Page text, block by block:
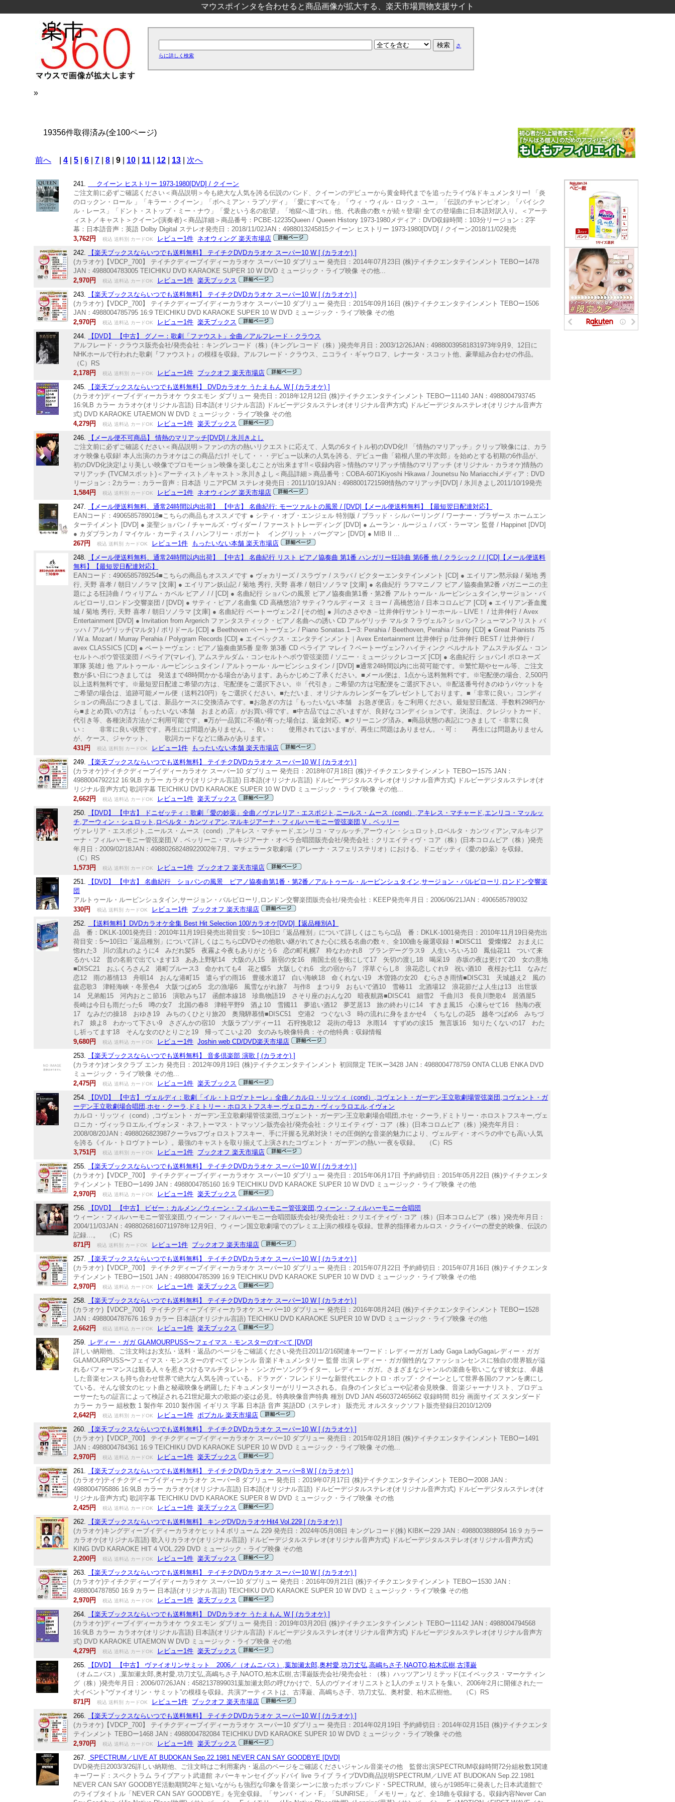
マウスポインタを合わせると商品画像が拡大する、楽天市場買物支援サイト
さ
らに詳しく検索
»
19356件取得済み(全100ページ)
前へ |4 |5 |6 |7 |8 |9 10 11 12 13 次へ
241.
クイーン ヒストリー 1973-1980[DVD] / クイーン
ご注文前に必ずご確認ください＜商品説明＞今も絶大な人気を誇る伝説のバンド、クイーンのデビューから黄金時代までを追ったライヴ&ドキュメンタリー! 「炎
のロックン・ロール 」「キラー・クイーン」「ボヘミアン・ラプソディ」「愛にすべてを」「ウィ・ウィル・ロック・ユー」「伝説のチャンピオン」「バイシク
ル・レース」「ドント・ストップ・ミー・ナウ」「愛という名の欲望」「地獄へ道づれ」他、代表曲の数々が続々登場! 全ての登場曲に日本語対訳入り。＜アーテ
ィスト／キャスト＞クイーン(演奏者)＜商品詳細＞商品番号：PCBE-12235Queen / Queen History 1973-1980メディア：DVD収録時間：103分リージョン：2字
幕：日本語音声：英語 Dolby Digital ステレオ発売日：2018/11/02JAN：4988013245815クイーン ヒストリー 1973-1980[DVD] / クイーン2018/11/02発売
3,762円
税込 送料別 カードOK レビュー1件 ネオウィング 楽天市場店
242.
【楽天ブックスならいつでも送料無料】 テイチクDVDカラオケ スーパー10 W [ (カラオケ) ]
(カラオケ)【VDCP_700】 テイチクディーブイディーカラオケ スーパー10 ダブリュー 発売日：2014年07月23日 (株)テイチクエンタテインメント TEBOー1478
JAN：4988004783005 TEICHIKU DVD KARAOKE SUPER 10 W DVD ミュージック・ライブ映像 その他...
2,970円
税込 送料込 カードOK レビュー1件 楽天ブックス
243.
【楽天ブックスならいつでも送料無料】 テイチクDVDカラオケ スーパー10 W [ (カラオケ) ]
(カラオケ)【VDCP_700】 テイチクディーブイディーカラオケ スーパー10 ダブリュー 発売日：2015年09月16日 (株)テイチクエンタテインメント TEBOー1506
JAN：4988004785795 16:9 TEICHIKU DVD KARAOKE SUPER 10 W DVD ミュージック・ライブ映像 その他
2,970円
税込 送料込 カードOK レビュー1件 楽天ブックス
244.
【DVD】 【中古】 グノー：歌劇「ファウスト」全曲／アルフレード・クラウス
アルフレード・クラウス販売会社/発売会社：キングレコード（株）(キングレコード（株）)発売年月日：2003/12/26JAN：49880039581831973年9月9、12日に
NHKホールで行われた歌劇『ファウスト』の模様を収録。アルフレード・クラウス、ニコライ・ギャウロフ、レナータ・スコット他、豪華組み合わせの作品。
（C）RS
2,178円
税込 送料別 カードOK レビュー1件 ブックオフ 楽天市場店
245.
【楽天ブックスならいつでも送料無料】 DVDカラオケ うたえもん W [ (カラオケ) ]
(カラオケ)ディーブイディーカラオケ ウタエモン ダブリュー 発売日：2018年12月12日 (株)テイチクエンタテインメント TEBOー11140 JAN：4988004793745
16:9LB カラー カラオケ(オリジナル言語) 日本語(オリジナル言語) ドルビーデジタルステレオ(オリジナル音声方式) ドルビーデジタルステレオ(オリジナル音声方
式) DVD KARAOKE UTAEMON W DVD ミュージック・ライブ映像 その他
4,279円
税込 送料込 カードOK レビュー1件 楽天ブックス
246.
【メール便不可商品】 情熱のマリアッチ[DVD] / 氷川きよし
ご注文前に必ずご確認ください＜商品説明＞ファンの方の熱いリクエストに応えて、人気の6タイトル初のDVD化!! 「情熱のマリアッチ」クリップ映像には、カラ
オケ映像も収録! 本人出演のカラオケはこの商品だけ! そして・・・デビュー以来の人気を誇る、デビュー曲「箱根八里の半次郎」を始めとする初期の6作品が、
初のDVD化決定!より美しい映像でプロモーション映像を楽しむことが出来ます!!＜収録内容＞情熱のマリアッチ情熱のマリアッチ (オリジナル・カラオケ)情熱の
マリアッチ (TVCMスポット)＜アーティスト／キャスト＞氷川きよし＜商品詳細＞商品番号：COBA-6071Kiyoshi Hikawa / Jounetsu No Mariacchiメディア：DVD
リージョン：2カラー：カラー音声：日本語 リニアPCM ステレオ発売日：2011/10/19JAN：4988001721598情熱のマリアッチ[DVD] / 氷川きよし2011/10/19発売
1,584円
税込 送料別 カードOK レビュー1件 ネオウィング 楽天市場店
247.
【メール便送料無料、通常24時間以内出荷】 【中古】 名曲紀行: モーツァルトの風景 / [DVD]【メール便送料無料】【最短翌日配達対応】
EANコード：4906585789018■こちらの商品もオススメです ● シティ・オブ・エンジェル 特別版 / ブラッド・シルバーリング / ワーナー・ブラザース ホームエン
ターテイメント [DVD] ● 楽聖ショパン / チャールズ・ヴィダー / ファーストトレーディング [DVD] ● ムーラン・ルージュ / バズ・ラーマン 監督 / Happinet [DVD]
● カダブランカ / マイケル・カーティス / ハンフリー・ボガート イングリット・バーグマン [DVD] ● MIB II ...
267円
税込 送料別 カードOK レビュー1件
もったいない本舗 楽天市場店
248.
【メール便送料無料、通常24時間以内出荷】 【中古】 名曲紀行 リスト ピアノ協奏曲 第1番 ハンガリー狂詩曲 第6番 他 / クラシック / / [CD]【メール便送料
無料】【最短翌日配達対応】
EANコード：4906585789254■こちらの商品もオススメです ● ヴォカリーズ / スラヴァ / スラバ / ビクターエンタテインメント [CD] ● エイリアン黙示録 / 菊地 秀
行, 天野 喜孝 / 朝日ソノラマ [文庫] ● エイリアン妖山記 / 菊地 秀行, 天野 喜孝 / 朝日ソノラマ [文庫] ● 名曲紀行 ラフマニノフ ピアノ協奏曲第2番 パガニーニの主
題による狂詩曲 / ウィリアム・カペル ピアノ / / [CD] ● 名曲紀行 ショパンの風景 ピアノ協奏曲第1番・第2番 アルトゥール・ルービンシュタイン,サージョン・バ
ルビローリ,ロンドン交響楽団 / [DVD] ● サティ・ピアノ名曲集 CD 高橋悠治? サティ? ウルディーヌ ミヨー / 高橋悠治 / 日本コロムビア [CD] ● エイリアン蒼血魔
城 / 菊地 秀行, 天野 喜孝 / 朝日ソノラマ [文庫] ● 名曲紀行 ベートーヴェン2 / [その他] ● 川のささやき－辻井伸行サントリーホール－LIVE！ / 辻井伸行 / Avex
Entertainment [DVD] ● Invitation from Argerich ファンタスティック・ピアノ名曲への誘い CD アルゲリッチ マルタ ? ラヴェル? ショパン? シューマン? リスト バ
ッハ / アルゲリッチ(マルタ) / ポリドール [CD] ● Beethoven ベートーヴェン / Piano Sonatas.1ー3: Perahia / Beethoven, Perahia / Sony [CD] ● Great Pianists 75
/ W.a. Mozart / Murray Perahia / Polygram Records [CD] ● エイベックス・エンタテインメント｜Avex Entertainment 辻井伸行 p /辻井伸行 BEST / 辻井伸行 /
avex CLASSICS [CD] ● ベートーヴェン：ピアノ協奏曲第5番 皇帝 第3番 CD ペライア マレイ ? ベートーヴェン? ハイティンク ベルナルト アムステルダム・コン
セルトヘボウ管弦楽団 / ペライア(マレイ), アムステルダム・コンセルトヘボウ管弦楽団 / ソニー・ミュージックレコーズ [CD] ● 名曲紀行 ショパンI ポロネーズ
軍隊 英雄｣ 他 アルトゥール・ルービンシュタイン / アルトゥール・ルービンシュタイン / [DVD] ■通常24時間以内に出荷可能です。※繁忙期やセール等、ご注文
数が多い日につきましては 発送まで48時間かかる場合があります。あらかじめご了承ください。■メール便は、1点から送料無料です。※宅配便の場合、2,500円
以上送料無料です。※最短翌日配達ご希望の方は、宅配便をご選択下さい。※「代引き」ご希望の方は宅配便をご選択下さい。※配送番号付きのゆうパケットを
ご希望の場合は、追跡可能メール便（送料210円）をご選択ください。■ただいま、オリジナルカレンダーをプレゼントしております。■「非常に良い」コンディ
ションの商品につきましては、新品ケースに交換済みです。■お急ぎの方は「もったいない本舗 お急ぎ便店」をご利用ください。最短翌日配送、手数料298円か
ら■まとめ買いの方は「もったいない本舗 おまとめ店」がお買い得です。■中古品ではございますが、良好なコンディションです。決済は、クレジットカード、
代引き等、各種決済方法がご利用可能です。■万が一品質に不備が有った場合は、返金対応。■クリーニング済み。■商品状態の表記につきまして・非常に良
い： 非常に良い状態です。再生には問題がありません。・良い： 使用されてはいますが、再生に問題はありません。・可： 再生には問題ありません
が、ケース、ジャケット、 歌詞カードなどに痛みがあります。
431円
税込 送料別 カードOK レビュー1件
もったいない本舗 楽天市場店
249.
【楽天ブックスならいつでも送料無料】 テイチクDVDカラオケ スーパー10 W [ (カラオケ) ]
(カラオケ)テイチクディーブイディーカラオケ スーパー10 ダブリュー 発売日：2018年07月18日 (株)テイチクエンタテインメント TEBOー1575 JAN：
4988004792212 16:9LB カラー カラオケ(オリジナル言語) 日本語(オリジナル言語) ドルビーデジタルステレオ(オリジナル音声方式) ドルビーデジタルステレオ(オ
リジナル音声方式) 歌詞字幕 TEICHIKU DVD KARAOKE SUPER 10 W DVD ミュージック・ライブ映像 その他...
2,662円
税込 送料込 カードOK レビュー1件 楽天ブックス
250.
【DVD】 【中古】 ドニゼッティ：歌劇「愛の妙薬」全曲／ヴァレリア・エスポジト,ニールス・ムース（cond）,アキレス・マチャード,エンリコ・マッルッ
チ,アーウィン・シュロット,ロベルタ・カンツィアン,マルキジアーナ・フィルハーモニー管弦楽団,V．ベッリー
ヴァレリア・エスポジト,ニールス・ムース（cond）,アキレス・マチャード,エンリコ・マッルッチ,アーウィン・シュロット,ロベルタ・カンツィアン,マルキジア
ーナ・フィルハーモニー管弦楽団,V．ベッリーニ・マルキジアーナ・オペラ合唱団販売会社/発売会社：クリエイティヴ・コア（株）(日本コロムビア（株）)発売
年月日：2009/02/18JAN：49880268248922002年7月、マチェラータ歌劇場（アレーナ・スフェリステリオ）における、ドニゼッティ《愛の妙薬》を収録。
（C）RS
1,573円
税込 送料別 カードOK レビュー1件 ブックオフ 楽天市場店
251.
【DVD】 【中古】 名曲紀行 ショパンの風景 ピアノ協奏曲第1番・第2番／アルトゥール・ルービンシュタイン,サージョン・バルビローリ,ロンドン交響楽
団
アルトゥール・ルービンシュタイン,サージョン・バルビローリ,ロンドン交響楽団販売会社/発売会社：KEEP発売年月日：2006/06/21JAN：4906585789032
330円
税込 送料別 カードOK レビュー1件 ブックオフ 楽天市場店
252.
【送料無料】DVDカラオケ全集 Best Hit Selection 100/カラオケ[DVD]【返品種別A】
品 番：DKLK-1001発売日：2010年11月19日発売出荷目安：5〜10日□「返品種別」について詳しくはこちら□品 番：DKLK-1001発売日：2010年11月19日発売出
荷目安：5〜10日□「返品種別」について詳しくはこちら□DVDその他歌い継がれてきた心に残る名曲の数々、全100曲を厳選収録！■DISC11 愛燦燦2 おまえに
惚れた3 川の流れのように4 みだれ髪5 夜霧よ今夜もありがとう6 恋の町札幌7 粋なわかれ8 ブランデーグラス9 人生いろいろ10 鳳仙花11 ついて来
るかい12 昔の名前で出ています13 ああ上野駅14 大阪の人15 新宿の女16 南国土佐を後にして17 矢切の渡し18 喝采19 赤坂の夜は更けて20 女の意地
■DISC21 おふくろさん2 港町ブルース3 命かれても4 花と蝶5 大阪しぐれ6 北の宿から7 浮草ぐらし8 浪花恋しぐれ9 祝い酒10 夜桜お七11 なみだ
恋12 雨の慕情13 舟唄14 おんな港町15 遣らずの雨16 豊後水道17 白い海峡18 命くれない19 木曽路の女20 むらさき雨情■DISC31 天城越え2 風の
盆恋歌3 津軽海峡・冬景色4 大阪つばめ5 北の漁場6 風雪ながれ旅7 与作8 まつり9 おもいで酒10 雪椿11 北酒場12 浪花節だよ人生は13 出世坂
14 兄弟船15 河内おとこ節16 演歌みち17 函館本線18 珍島物語19 さそり座のおんな20 暗夜航路■DISC41 細雪2 千曲川3 長良川艶歌4 居酒屋5
長崎は今日も雨だった6 噂の女7 北国の春8 津軽平野9 酒よ10 雪國11 夢追い酒12 夢芝居13 旅の終わりに14 すきま風15 心凍らせて16 熱海の夜
17 なみだの操18 おゆき19 みちのくひとり旅20 奥飛騨慕情■DISC51 空港2 つぐない3 時の流れに身をまかせ4 くちなしの花5 越冬つばめ6 みちづ
れ7 娘よ8 わかって下さい9 さざんかの宿10 大阪ラプソディー11 石狩挽歌12 花街の母13 氷雨14 すずめの涙15 無言坂16 知りたくないの17 わた
し祈ってます18 そんな女のひとりごと19 帰ってこいよ20 女のみち映像特典：その他特典：収録情報
9,680円
税込 送料込 カードOK レビュー1件 Joshin web CD/DVD楽天市場店
253.
【楽天ブックスならいつでも送料無料】 音多倶楽部 演歌 [ (カラオケ) ]
(カラオケ)オンタクラブ エンカ 発売日：2012年09月19日 (株)テイチクエンタテインメント 初回限定 TEIKー3428 JAN：4988004778759 ONTA CLUB ENKA DVD
ミュージック・ライブ映像 その他...
2,475円
税込 送料込 カードOK レビュー1件 楽天ブックス
254.
【DVD】 【中古】 ヴェルディ：歌劇「イル・トロヴァトーレ」全曲／カルロ・リッツィ（cond）,コヴェント・ガーデン王立歌劇場管弦楽団,コヴェント・ガ
ーデン王立歌劇場合唱団,ホセ・クーラ,ドミトリー・ホロストフスキー,ヴェロニカ・ヴィッラロエル,イヴォン
カルロ・リッツィ（cond）,コヴェント・ガーデン王立歌劇場管弦楽団,コヴェント・ガーデン王立歌劇場合唱団,ホセ・クーラ,ドミトリー・ホロストフスキー,ヴェ
ロニカ・ヴィッラロエル,イヴォンヌ・ネフ,トーマス・トマッソン販売会社/発売会社：クリエイティヴ・コア（株）(日本コロムビア（株）)発売年月日：
2008/08/20JAN：4988026823987クーラvsフヴォロストフスキー、手に汗握る兄弟対決！その圧倒的な音楽的魅力により、ヴェルディ・オペラの中でも高い人気
を誇る《イル・トロヴァトーレ》。最強のキャストを取り揃えて上演されたコヴェント・ガーデンの熱い一夜を収録。 （C）RS
3,751円
税込 送料別 カードOK レビュー1件 ブックオフ 楽天市場店
255.
【楽天ブックスならいつでも送料無料】 テイチクDVDカラオケ スーパー10 W [ (カラオケ) ]
(カラオケ)【VDCP_700】 テイチクディーブイディーカラオケ スーパー10 ダブリュー 発売日：2015年06月17日 予約締切日：2015年05月22日 (株)テイチクエンタ
テインメント TEBOー1499 JAN：4988004785160 16:9 TEICHIKU DVD KARAOKE SUPER 10 W DVD ミュージック・ライブ映像 その他
2,970円
税込 送料込 カードOK レビュー1件 楽天ブックス
256.
【DVD】 【中古】 ビゼー：カルメン／ウィーン・フィルハーモニー管弦楽団,ウィーン・フィルハーモニー合唱団
ウィーン・フィルハーモニー管弦楽団,ウィーン・フィルハーモニー合唱団販売会社/発売会社：クリエイティヴ・コア（株）(日本コロムビア（株）)発売年月日：
2004/11/03JAN：49880268160711978年12月9日、ウィーン国立歌劇場でのプレミエ上演の模様を収録。世界的指揮者カルロス・クライバーの歴史的映像、伝説の
記録…。 （C）RS
871円
税込 送料別 カードOK レビュー1件 ブックオフ 楽天市場店
257.
【楽天ブックスならいつでも送料無料】 テイチクDVDカラオケ スーパー10 W [ (カラオケ) ]
(カラオケ)【VDCP_700】 テイチクディーブイディーカラオケ スーパー10 ダブリュー 発売日：2015年07月22日 予約締切日：2015年07月16日 (株)テイチクエンタ
テインメント TEBOー1501 JAN：4988004785399 16:9 TEICHIKU DVD KARAOKE SUPER 10 W DVD ミュージック・ライブ映像 その他
2,970円
税込 送料込 カードOK レビュー1件 楽天ブックス
258.
【楽天ブックスならいつでも送料無料】 テイチクDVDカラオケ スーパー10 W [ (カラオケ) ]
(カラオケ)【VDCP_700】 テイチクディーブイディーカラオケ スーパー10 ダブリュー 発売日：2016年08月24日 (株)テイチクエンタテインメント TEBOー1528
JAN：4988004787676 16:9 カラー 日本語(オリジナル言語) TEICHIKU DVD KARAOKE SUPER 10 W DVD ミュージック・ライブ映像 その他
2,662円
税込 送料込 カードOK レビュー1件 楽天ブックス
259.
レディー・ガガ GLAMOURPUSS〜フェイマス・モンスターのすべて [DVD]
詳しい納期他、ご注文時はお支払・送料・返品のページをご確認ください発売日2011/2/16関連キーワード：レディーガガ Lady Gaga LadyGagaレディー・ガガ
GLAMOURPUSS〜フェイマス・モンスターのすべて ジャンル 音楽ドキュメンタリー 監督 出演 レディー・ガガ個性的なファッションセンスに独自の世界観が溢
れるパフォーマンスは観る人々を惹きつけるマルチタレント・シンガーソングライター、レディー・ガガ。さまざまなジャンルの楽曲を歌いこなす彼女は、卓越
した音楽センスも持ち合わせ世界で絶大な人気を誇っている。ドラァグ・フレンドリーな新世代エレクトロ・ポップ・クイーンとして世界各国のファンを虜にし
ている。そんな彼女のヒット曲と秘蔵映像を網羅したドキュメンタリーがリリースされる。自身のインタビューや記者会見映像、音楽ジャーナリスト、プロデュ
ーサーたちの証言によって検証される21世紀最大の歌姫の姿は必見。特典映像音声特典 種別 DVD JAN 4560372465662 収録時間 81分 画面サイズ スタンダード
カラー カラー 組枚数 1 製作年 2010 製作国 イギリス 字幕 日本語 音声 英語DD（ステレオ） 販売元 オルスタックソフト販売登録日2010/12/09
2,642円
税込 送料別 カードOK レビュー1件 ポプカル 楽天市場店
260.
【楽天ブックスならいつでも送料無料】 テイチクDVDカラオケ スーパー10 W [ (カラオケ) ]
(カラオケ)【VDCP_700】 テイチクディーブイディーカラオケ スーパー10 ダブリュー 発売日：2015年02月18日 (株)テイチクエンタテインメント TEBOー1491
JAN：4988004784361 16:9 TEICHIKU DVD KARAOKE SUPER 10 W DVD ミュージック・ライブ映像 その他...
2,970円
税込 送料込 カードOK レビュー1件 楽天ブックス
261.
【楽天ブックスならいつでも送料無料】 テイチクDVDカラオケ スーパー8 W [ (カラオケ) ]
(カラオケ)テイチクディーブイディーカラオケ スーパー8 ダブリュー 発売日：2019年07月17日 (株)テイチクエンタテインメント TEBOー2008 JAN：
4988004795886 16:9LB カラー カラオケ(オリジナル言語) 日本語(オリジナル言語) ドルビーデジタルステレオ(オリジナル音声方式) ドルビーデジタルステレオ(オ
リジナル音声方式) 歌詞字幕 TEICHIKU DVD KARAOKE SUPER 8 W DVD ミュージック・ライブ映像 その他
2,425円
税込 送料込 カードOK レビュー1件 楽天ブックス
262.
【楽天ブックスならいつでも送料無料】 キングDVDカラオケHit4 Vol.229 [ (カラオケ) ]
(カラオケ)キングディーブイディーカラオケヒット4 ボリューム 229 発売日：2024年05月08日 キングレコード(株) KIBKー229 JAN：4988003888954 16:9 カラー
カラオケ(オリジナル言語) 歌入りカラオケ(オリジナル言語) ドルビーデジタルステレオ(オリジナル音声方式) ドルビーデジタルステレオ(オリジナル音声方式)
KING DVD KARAOKE HIT 4 VOL.229 DVD ミュージック・ライブ映像 その他
2,200円
税込 送料込 カードOK レビュー1件 楽天ブックス
263.
【楽天ブックスならいつでも送料無料】 テイチクDVDカラオケ スーパー10 W [ (カラオケ) ]
(カラオケ)テイチクディーブイディーカラオケ スーパー10 ダブリュー 発売日：2016年09月21日 (株)テイチクエンタテインメント TEBOー1530 JAN：
4988004787850 16:9 カラー 日本語(オリジナル言語) TEICHIKU DVD KARAOKE SUPER 10 W DVD ミュージック・ライブ映像 その他
2,970円
税込 送料込 カードOK レビュー1件 楽天ブックス
264.
【楽天ブックスならいつでも送料無料】 DVDカラオケ うたえもん W [ (カラオケ) ]
(カラオケ)ディーブイディーカラオケ ウタエモン ダブリュー 発売日：2019年03月20日 (株)テイチクエンタテインメント TEBOー11142 JAN：4988004794568
16:9LB カラー カラオケ(オリジナル言語) 日本語(オリジナル言語) ドルビーデジタルステレオ(オリジナル音声方式) ドルビーデジタルステレオ(オリジナル音声方
式) DVD KARAOKE UTAEMON W DVD ミュージック・ライブ映像 その他
4,279円
税込 送料込 カードOK レビュー1件 楽天ブックス
265.
【DVD】 【中古】 ヴァイオリンサミット 2006／（オムニバス）,葉加瀬太郎,奥村愛,功刀丈弘,高嶋ちさ子,NAOTO,柏木広樹,古澤巌
（オムニバス）,葉加瀬太郎,奥村愛,功刀丈弘,高嶋ちさ子,NAOTO,柏木広樹,古澤巌販売会社/発売会社：（株）ハッツアンリミテッド(エイベックス・マーケティン
グ（株）)発売年月日：2006/07/26JAN：4582137899031葉加瀬太郎の呼びかけで、5人のヴァイオリニストと1人のチェリストを集い、2006年2月に開催された一
大イベント“ヴァイオリン・サミット”の模様を収録。共演アーティストは、古澤巌、高嶋ちさ子、功刀丈弘、奥村愛、柏木広樹他。 （C）RS
871円
税込 送料別 カードOK レビュー1件 ブックオフ 楽天市場店
266.
【楽天ブックスならいつでも送料無料】 テイチクDVDカラオケ スーパー10 W [ (カラオケ) ]
(カラオケ)【VDCP_700】 テイチクディーブイディーカラオケ スーパー10 ダブリュー 発売日：2014年02月19日 予約締切日：2014年02月15日 (株)テイチクエンタ
テインメント TEBOー1468 JAN：4988004782084 TEICHIKU DVD KARAOKE SUPER 10 W DVD ミュージック・ライブ映像 その他
2,970円
税込 送料込 カードOK レビュー1件 楽天ブックス
267. SPECTRUM／LIVE AT BUDOKAN Sep.22.1981 NEVER CAN SAY GOODBYE [DVD]
DVD発売日2003/3/26詳しい納期他、ご注文時はご利用案内・返品のページをご確認くださいジャンル音楽その他 監督出演SPECTRUM収録時間72分組枚数1関連
キーワード：スペクトラム ライブアット武道館 ネバーキャンセイグッドバイ live ライブ ライブDVD商品説明SPECTRUM／LIVE AT BUDOKAN Sep.22.1981
NEVER CAN SAY GOODBYE活動期間2年と短いながらも強烈な印象を音楽シーンに放ったポップバンド・SPECTRUM。彼らが1985年に発表した日本武道館で
のライブタイトル「NEVER CAN SAY GOODBYE」を完全収録。「サンバ・イン・F」「SUNRISE」「メモリー」など、全18曲を収録する。収録内容Never Can